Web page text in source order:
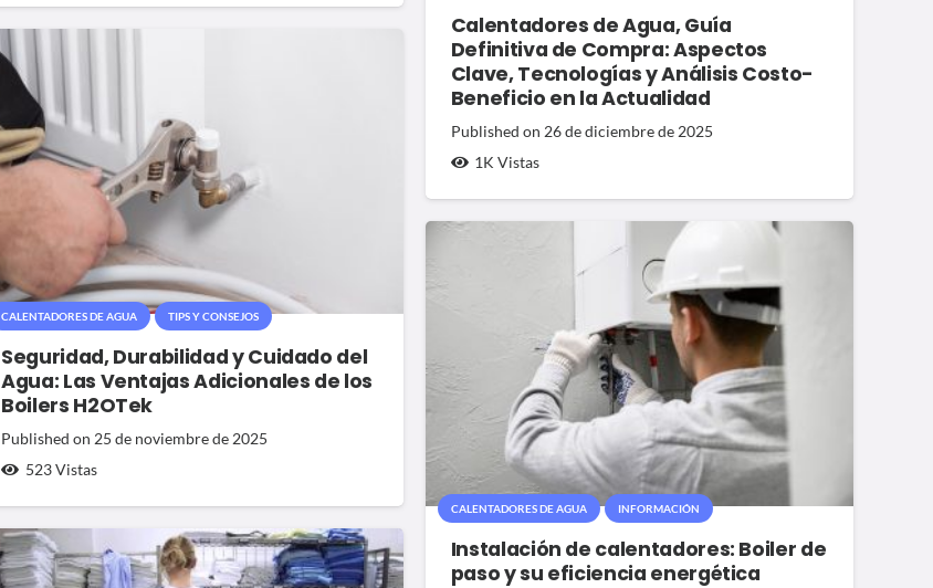
Calentadores de Agua, Guía
Definitiva de Compra: Aspectos
Clave, Tecnologías y Análisis Costo-
Beneficio en la Actualidad
Published on 26 de diciembre de 2025
1K Vistas
CALENTADORES DE AGUA TIPS Y CONSEJOS
Seguridad, Durabilidad y Cuidado del
Agua: Las Ventajas Adicionales de los
Boilers H2OTek
Published on 25 de noviembre de 2025
523Vistas
CALENTADORES DE AGUA INFORMACIÓN
Instalación de calentadores: Boiler de
paso y su eficiencia energética